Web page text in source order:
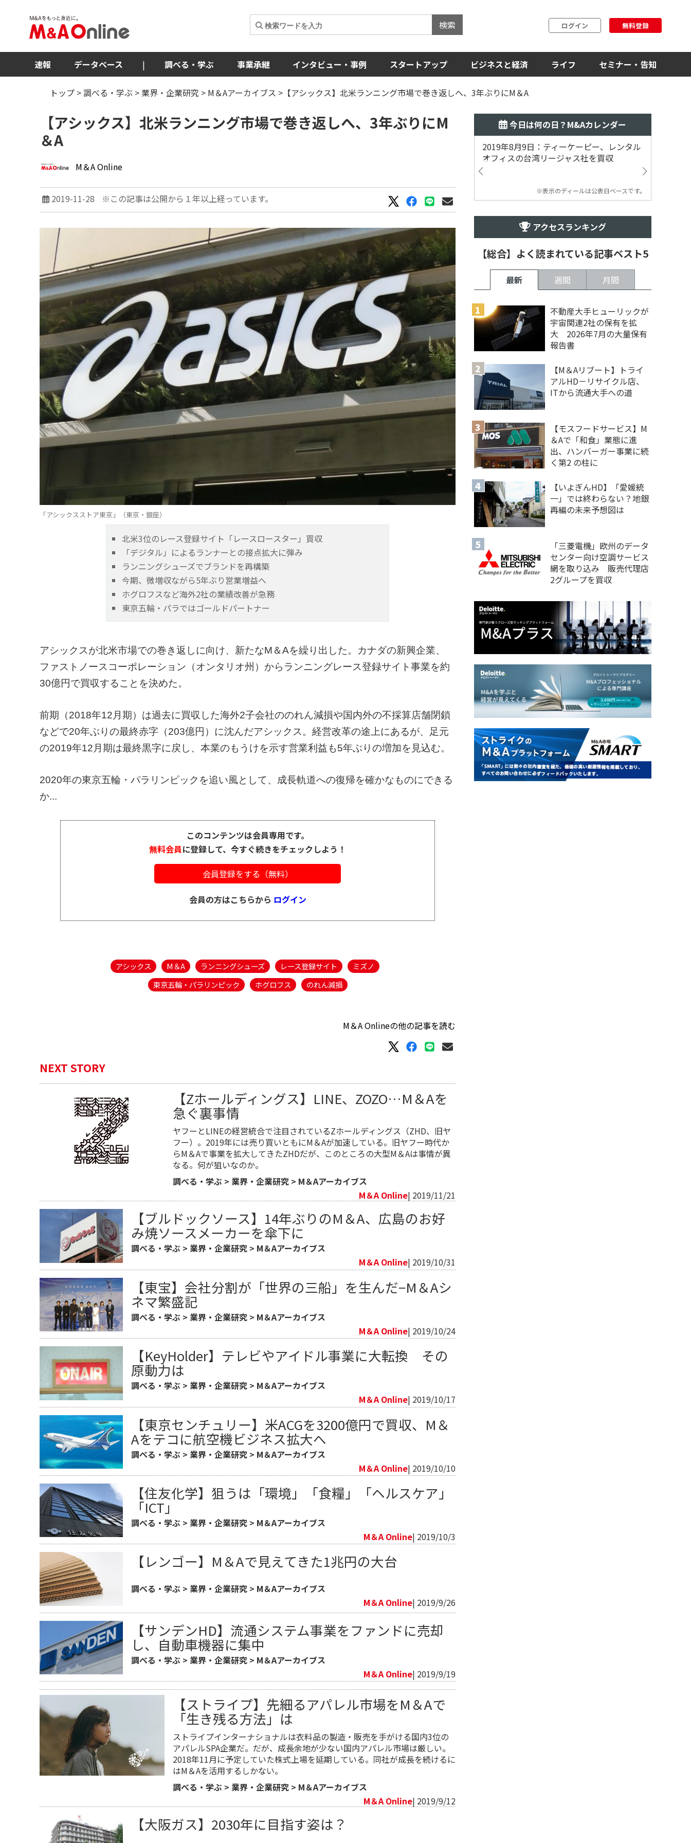
検索 ログイン 無料登録
速報 データベース | 調べる・学ぶ 事業承継 インタビュー・事例 スタートアップ ビジネスと経済 ライフ セミナー・告知
トップ >調べる・学ぶ > 業界・企業研究 > M＆Aアーカイブス >【アシックス】北米ランニング市場で巻き返しへ、3年ぶりにM＆A
【アシックス】北米ランニング市場で巻き返しへ、3年ぶりにM
＆A
M＆A Online
2019-11-28 ※この記事は公開から１年以上経っています。
「アシックスストア東京」（東京・銀座）
北米3位のレース登録サイト「レースロースター」買収
「デジタル」によるランナーとの接点拡大に弾み
ランニングシューズでブランドを再構築
今期、微増収ながら5年ぶり営業増益へ
ホグロフスなど海外2社の業績改善が急務
東京五輪・パラではゴールドパートナー
アシックスが北米市場での巻き返しに向け、新たなM＆Aを繰り出した。カナダの新興企業、
ファストノースコーポレーション（オンタリオ州）からランニングレース登録サイト事業を約
30億円で買収することを決めた。
前期（2018年12月期）は過去に買収した海外2子会社ののれん減損や国内外の不採算店舗閉鎖
などで20年ぶりの最終赤字（203億円）に沈んだアシックス。経営改革の途上にあるが、足元
の2019年12月期は最終黒字に戻し、本業のもうけを示す営業利益も5年ぶりの増加を見込む。
2020年の東京五輪・パラリンピックを追い風として、成長軌道への復帰を確かなものにできる
か...
このコンテンツは会員専用です。
無料会員に登録して、今すぐ続きをチェックしよう！
会員登録をする（無料）
会員の方はこちらから ログイン
アシックス M＆A ランニングシューズ レース登録サイト
ミズノ
東京五輪・パラリンピック
ホグロフス のれん減損
M＆A Onlineの他の記事を読む
NEXT STORY
【Zホールディングス】LINE、ZOZO…M＆Aを
急ぐ裏事情
ヤフーとLINEの経営統合で注目されているZホールディングス（ZHD、旧ヤ
フー）。2019年には売り買いともにM＆Aが加速している。旧ヤフー時代か
らM＆Aで事業を拡大してきたZHDだが、このところの大型M＆Aは事情が異
なる。何が狙いなのか。
調べる・学ぶ > 業界・企業研究> M＆Aアーカイブス
M＆A Online| 2019/11/21
【ブルドックソース】14年ぶりのM＆A、広島のお好
み焼ソースメーカーを傘下に
調べる・学ぶ > 業界・企業研究 > M＆Aアーカイブス
M＆A Online| 2019/10/31
【東宝】会社分割が「世界の三船」を生んだ−M＆Aシ
ネマ繁盛記
調べる・学ぶ > 業界・企業研究 > M＆Aアーカイブス
M＆A Online| 2019/10/24
【KeyHolder】テレビやアイドル事業に大転換 その
原動力は
調べる・学ぶ > 業界・企業研究 > M＆Aアーカイブス
M＆A Online| 2019/10/17
【東京センチュリー】米ACGを3200億円で買収、M＆
Aをテコに航空機ビジネス拡大へ
調べる・学ぶ > 業界・企業研究 > M＆Aアーカイブス
M＆A Online| 2019/10/10
【住友化学】狙うは「環境」「食糧」「ヘルスケア」
「ICT」
調べる・学ぶ > 業界・企業研究 > M＆Aアーカイブス
M＆A Online| 2019/10/3
【レンゴー】M＆Aで見えてきた1兆円の大台
調べる・学ぶ > 業界・企業研究 > M＆Aアーカイブス
M＆A Online| 2019/9/26
【サンデンHD】流通システム事業をファンドに売却
し、自動車機器に集中
調べる・学ぶ > 業界・企業研究 > M＆Aアーカイブス
M＆A Online| 2019/9/19
【ストライプ】先細るアパレル市場をM＆Aで
「生き残る方法」は
ストライプインターナショナルは衣料品の製造・販売を手がける国内3位の
アパレルSPA企業だ。だが、成長余地が少ない国内アパレル市場は厳しい。
2018年11月に予定していた株式上場を延期している。同社が成長を続けるに
はM＆Aを活用するしかない。
調べる・学ぶ > 業界・企業研究> M＆Aアーカイブス
M＆A Online| 2019/9/12
【大阪ガス】2030年に目指す姿は？
今日は何の日？M&Aカレンダー
2019年8月9日：ティーケーピー、レンタル
オフィスの台湾リージャス社を買収
※表示のディールは公表日ベースです。
アクセスランキング
【総合】よく読まれている記事ベスト5
最新 週間 月間
不動産大手ヒューリックが
宇宙関連2社の保有を拡
大 2026年7月の大量保有
報告書
【M＆Aリブート】トライ
アルHD－リサイクル店、
ITから流通大手への道
【モスフードサービス】M
＆Aで「和食」業態に進
出、ハンバーガー事業に続
く第2 の柱に
【いよぎんHD】「愛媛統
一」では終わらない？地銀
再編の未来予想図は
「三菱電機」欧州のデータ
センター向け空調サービス
網を取り込み 販売代理店
2グループを買収